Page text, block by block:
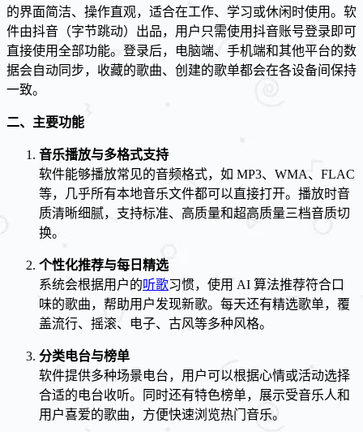
的界面简洁、操作直观，适合在工作、学习或休闲时使用。软
件由抖音（字节跳动）出品，用户只需使用抖音账号登录即可
直接使用全部功能。登录后，电脑端、手机端和其他平台的数
据会自动同步，收藏的歌曲、创建的歌单都会在各设备间保持
一致。
二、主要功能
音乐播放与多格式支持
软件能够播放常见的音频格式，如 MP3、WMA、FLAC
等，几乎所有本地音乐文件都可以直接打开。播放时音
质清晰细腻，支持标准、高质量和超高质量三档音质切
换。
个性化推荐与每日精选
系统会根据用户的听歌习惯，使用 AI 算法推荐符合口
味的歌曲，帮助用户发现新歌。每天还有精选歌单，覆
盖流行、摇滚、电子、古风等多种风格。
分类电台与榜单
软件提供多种场景电台，用户可以根据心情或活动选择
合适的电台收听。同时还有特色榜单，展示受音乐人和
用户喜爱的歌曲，方便快速浏览热门音乐。